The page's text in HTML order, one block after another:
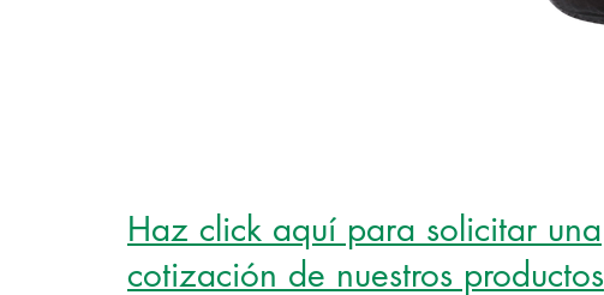
Haz click aquí para solicitar una
cotización de nuestros productos